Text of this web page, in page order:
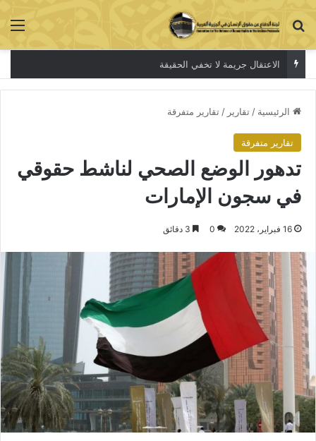
بحث عن
الاعتقال جريمة لا تخفي الحقيقة
الرئيسية / تقارير / تقارير متفرقة
تقارير متفرقة
تدهور الوضع الصحي لناشط حقوقي
في سجون الإمارات
16 فبراير، 2022 0